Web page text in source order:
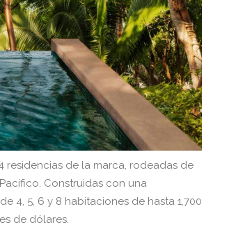
residencias de la marca, rodeadas de
Construidas con una
4, 5, 6 y 8 habitaciones de hasta 1,700
de dólares.